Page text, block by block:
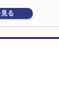
る